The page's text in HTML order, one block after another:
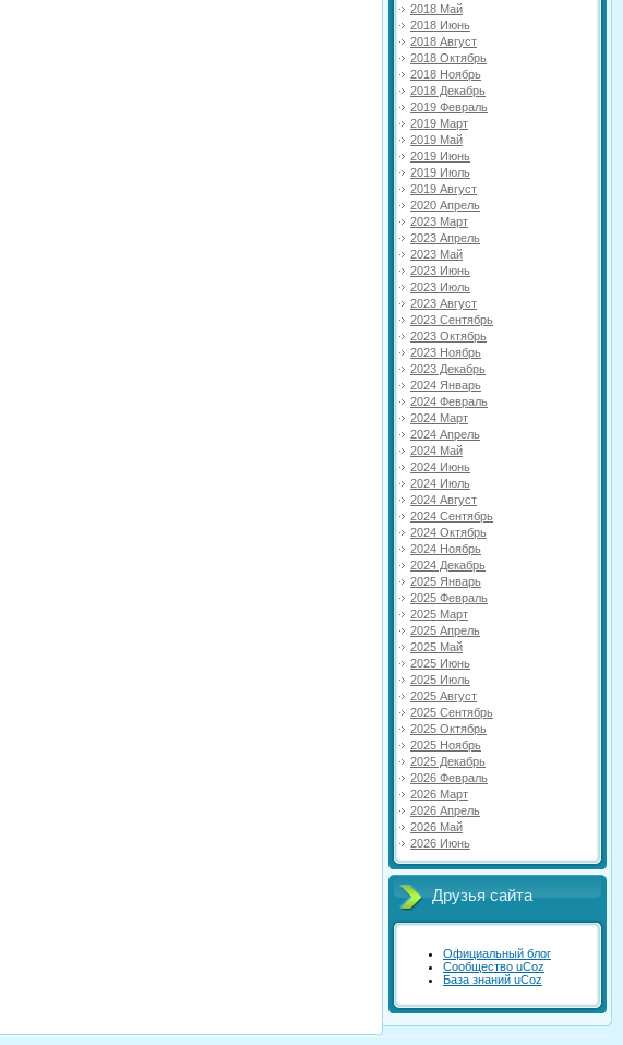
2018 Май
2018 Июнь
2018 Август
2018 Октябрь
2018 Ноябрь
2018 Декабрь
2019 Февраль
2019 Март
2019 Май
2019 Июнь
2019 Июль
2019 Август
2020 Апрель
2023 Март
2023 Апрель
2023 Май
2023 Июнь
2023 Июль
2023 Август
2023 Сентябрь
2023 Октябрь
2023 Ноябрь
2023 Декабрь
2024 Январь
2024 Февраль
2024 Март
2024 Апрель
2024 Май
2024 Июнь
2024 Июль
2024 Август
2024 Сентябрь
2024 Октябрь
2024 Ноябрь
2024 Декабрь
2025 Январь
2025 Февраль
2025 Март
2025 Апрель
2025 Май
2025 Июнь
2025 Июль
2025 Август
2025 Сентябрь
2025 Октябрь
2025 Ноябрь
2025 Декабрь
2026 Февраль
2026 Март
2026 Апрель
2026 Май
2026 Июнь
Друзья сайта
Официальный блог
Сообщество uCoz
База знаний uCoz